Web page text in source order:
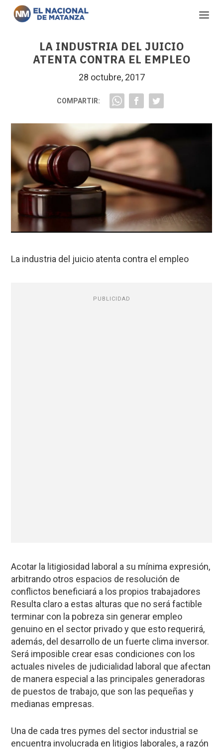
LA INDUSTRIA DEL JUICIO
ATENTA CONTRA EL EMPLEO
28 octubre, 2017
COMPARTIR:
La industria del juicio atenta contra el empleo
PUBLICIDAD
Acotar la litigiosidad laboral a su mínima expresión,
arbitrando otros espacios de resolución de
conflictos beneficiará a los propios trabajadores
Resulta claro a estas alturas que no será factible
terminar con la pobreza sin generar empleo
genuino en el sector privado y que esto requerirá,
además, del desarrollo de un fuerte clima inversor.
Será imposible crear esas condiciones con los
actuales niveles de judicialidad laboral que afectan
de manera especial a las principales generadoras
de puestos de trabajo, que son las pequeñas y
medianas empresas.
Una de cada tres pymes del sector industrial se
encuentra involucrada en litigios laborales, a razón